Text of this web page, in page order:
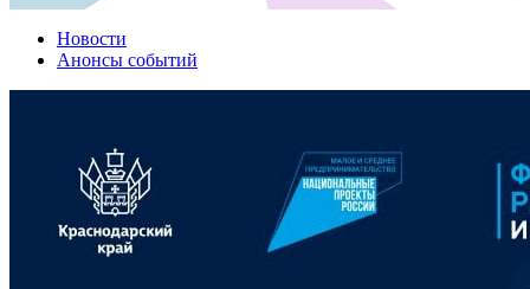
Новости
Анонсы событий